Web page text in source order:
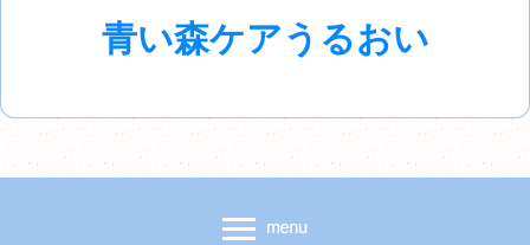
青い森ケアうるおい